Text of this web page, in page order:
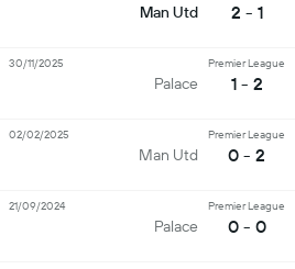
Man Utd 2 - 1
Palace
Premier League
1 - 2
30/11/2025
Man Utd
Premier League
0 - 2
02/02/2025
Palace
Premier League
0 - 0
21/09/2024